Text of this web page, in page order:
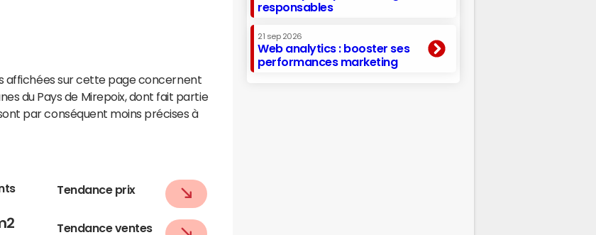
affichées sur cette page concernent
du Pays de Mirepoix, dont fait partie
par conséquent moins précises à
Tendance prix
Tendance ventes
responsables
21 sep 2026
Web analytics : booster ses
performances marketing